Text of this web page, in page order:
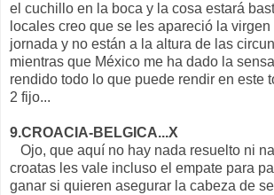
el cuchillo en la boca y la cosa estará
locales creo que se les apareció la
jornada y no están a la altura de las
mientras que México me ha dado la
rendido todo lo que puede rendir en este
2 fijo...
9.CROACIA-BELGICA...X
Ojo, que aquí no hay nada resuelto ni
croatas les vale incluso el empate para
ganar si quieren asegurar la cabeza de